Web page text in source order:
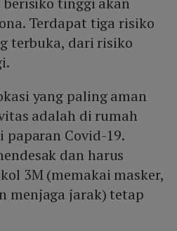
Terdapat tiga risiko
terbuka, dari risiko
yang paling aman
adalah di rumah
Covid-19.
dan harus
3M (memakai masker,
menjaga jarak) tetap